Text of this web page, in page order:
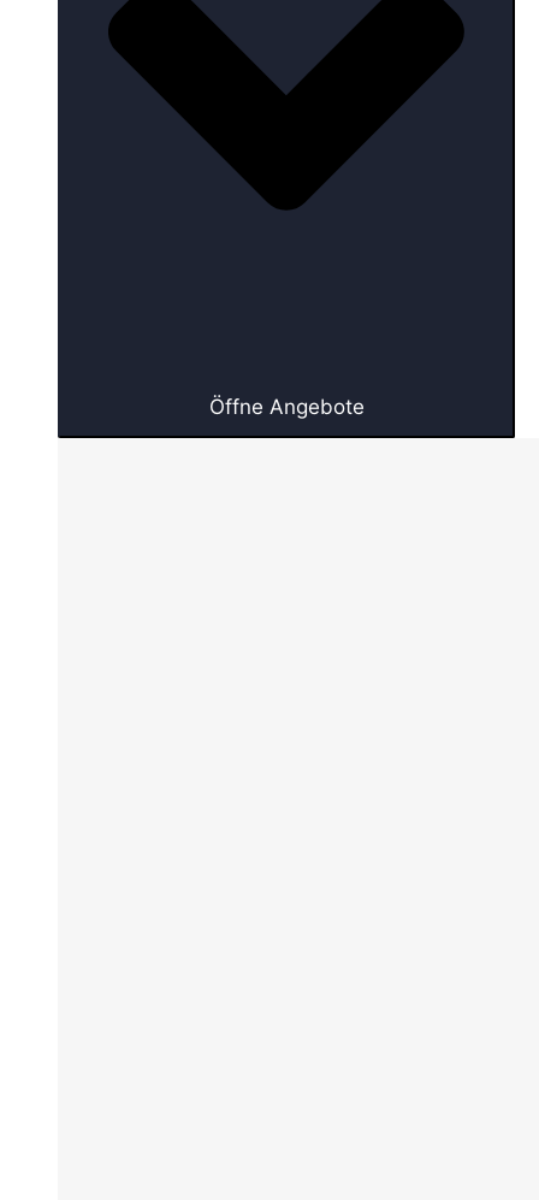
Öffne Angebote